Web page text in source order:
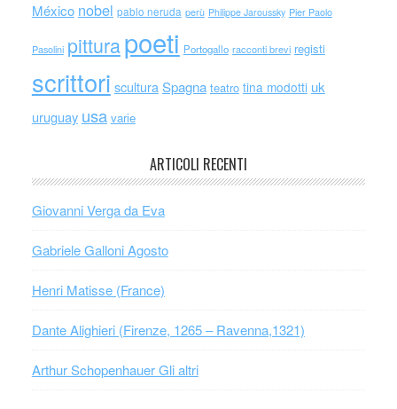
México nobel pablo neruda perù Philippe Jaroussky Pier Paolo
Pasolini pitturapoeti Portogallo racconti brevi registi
scrittori scultura Spagna teatro tina modotti uk
uruguay usa varie
ARTICOLI RECENTI
Giovanni Verga da Eva
Gabriele Galloni Agosto
Henri Matisse (France)
Dante Alighieri (Firenze, 1265 – Ravenna,1321)
Arthur Schopenhauer Gli altri